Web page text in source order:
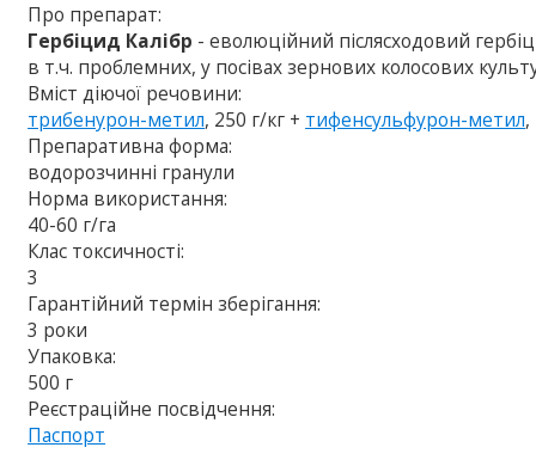
Про препарат:
Гербіцид Калібр - еволюційний післясходовий
в т.ч. проблемних, у посівах зернових колосових
Вміст діючої речовини:
трибенурон-метил, 250 г/кг + тифенсульфурон-метил,
Препаративна форма:
водорозчинні гранули
Норма використання:
40-60 г/га
Клас токсичності:
3
Гарантійний термін зберігання:
3 роки
Упаковка:
500 г
Реєстраційне посвідчення:
Паспорт